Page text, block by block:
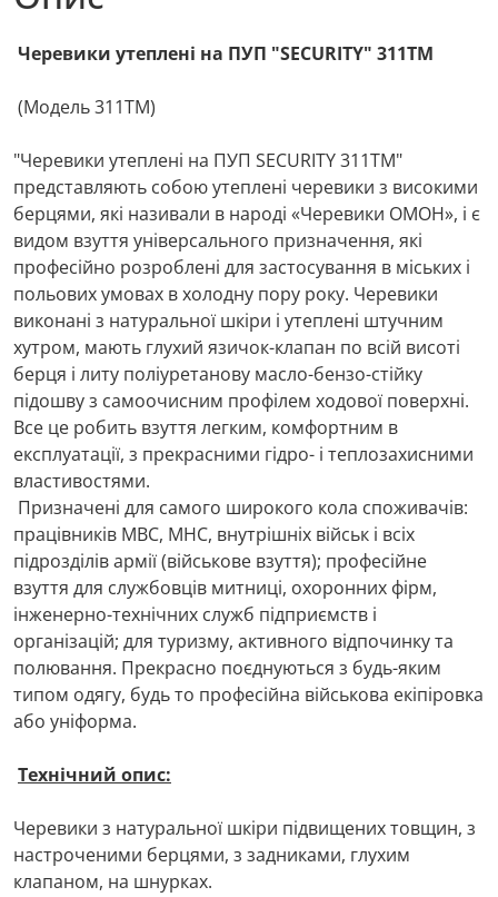
Черевики утеплені на ПУП "SECURITY" 311ТМ
(Модель 311ТМ)
"Черевики утеплені на ПУП SECURITY 311ТМ"
представляють собою утеплені черевики з високими
берцями, які називали в народі «Черевики ОМОН», і є
видом взуття універсального призначення, які
професійно розроблені для застосування в міських і
польових умовах в холодну пору року. Черевики
виконані з натуральної шкіри і утеплені штучним
хутром, мають глухий язичок-клапан по всій висоті
берця і литу поліуретанову масло-бензо-стійку
підошву з самоочисним профілем ходової поверхні.
Все це робить взуття легким, комфортним в
експлуатації, з прекрасними гідро- і теплозахисними
властивостями.
Призначені для самого широкого кола споживачів:
працівників МВС, МНС, внутрішніх військ і всіх
підрозділів армії (військове взуття); професійне
взуття для службовців митниці, охоронних фірм,
інженерно-технічних служб підприємств і
організацій; для туризму, активного відпочинку та
полювання. Прекрасно поєднуються з будь-яким
типом одягу, будь то професійна військова екіпіровка
або уніформа.
Технічний опис:
Черевики з натуральної шкіри підвищених товщин, з
настроченими берцями, з задниками, глухим
клапаном, на шнурках.